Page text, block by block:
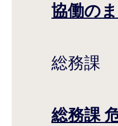
協働の
総務課
総務課